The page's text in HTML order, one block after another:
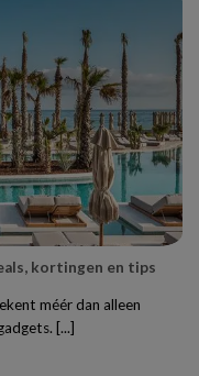
kortingen en tips
méér dan alleen
[...]